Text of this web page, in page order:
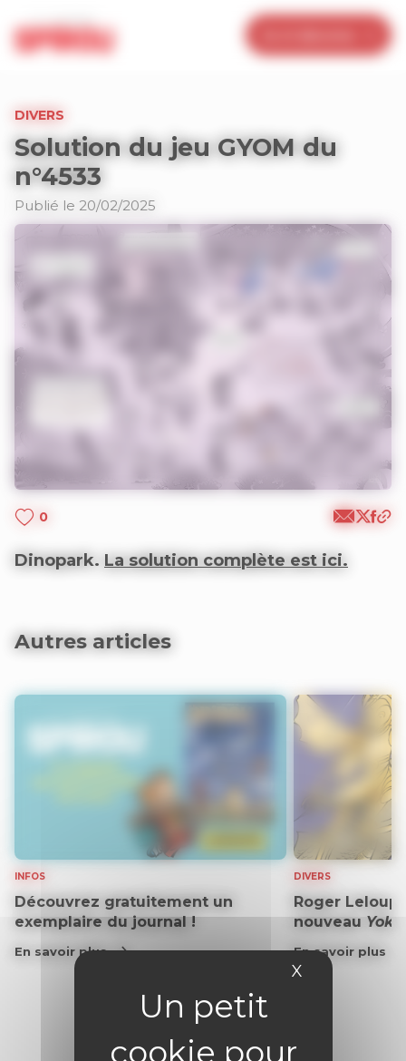
X Masquer le
DIVERS
Solution du jeu GYOM du
n°4533
Publié le 20/02/2025
0
Dinopark. La solution complète est ici.
Autres articles
INFOS
Découvrez gratuitement un
exemplaire du journal !
En savoir plus
DIVERS
Roger
nouveau
En savoir plus